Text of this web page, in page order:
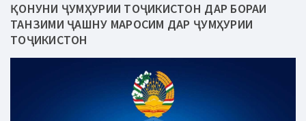
ҚОНУНИ ҶУМҲУРИИ ТОҶИКИСТОН ДАР БОРАИ
ТАНЗИМИ ҶАШНУ МАРОСИМ ДАР ҶУМҲУРИИ
ТОҶИКИСТОН